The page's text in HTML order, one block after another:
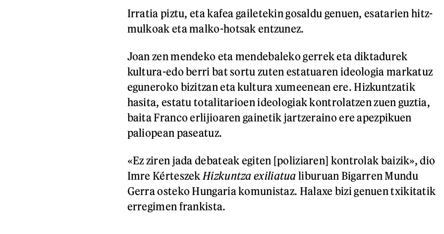
Irratia piztu, eta kafea gailetekin gosaldu genuen, esatarien hitz-
mulkoak eta malko-hotsak entzunez.
Joan zen mendeko eta mendebaleko gerrek eta diktadurek
kultura-edo berri bat sortu zuten estatuaren ideologia markatuz
eguneroko bizitzan eta kultura xumeenean ere. Hizkuntzatik
hasita, estatu totalitarioen ideologiak kontrolatzen zuen guztia,
baita Franco erlijioaren gainetik jartzeraino ere apezpikuen
paliopean paseatuz.
«Ez ziren jada debateak egiten [poliziaren] kontrolak baizik», dio
Imre Kérteszek Hizkuntza exiliatualiburuan Bigarren Mundu
Gerra osteko Hungaria komunistaz. Halaxe bizi genuen txikitatik
erregimen frankista.